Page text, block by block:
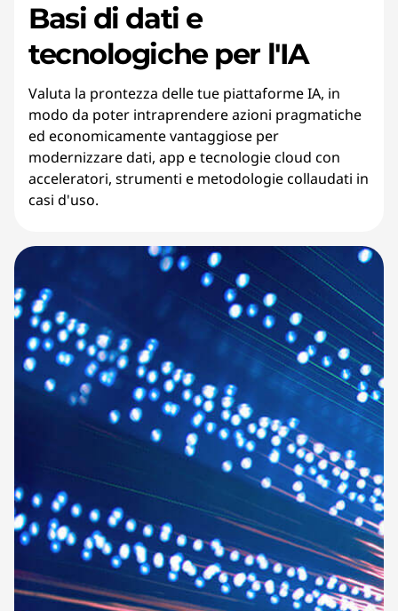
Basi di dati e
tecnologiche per l'IA
Valuta la prontezza delle tue piattaforme IA, in
modo da poter intraprendere azioni pragmatiche
ed economicamente vantaggiose per
modernizzare dati, app e tecnologie cloud con
acceleratori, strumenti e metodologie collaudati in
casi d'uso.